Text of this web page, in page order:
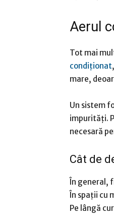
Aerul
Tot mai
condiționat
mare,
Un sistem
impurități.
necesară
Cât de
În general,
În spații cu
Pe lângă